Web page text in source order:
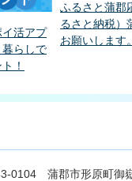
活アプ
暮らしで
！
ふるさと蒲郡
るさと納税）
お願いします。
0104 蒲郡市形原町御